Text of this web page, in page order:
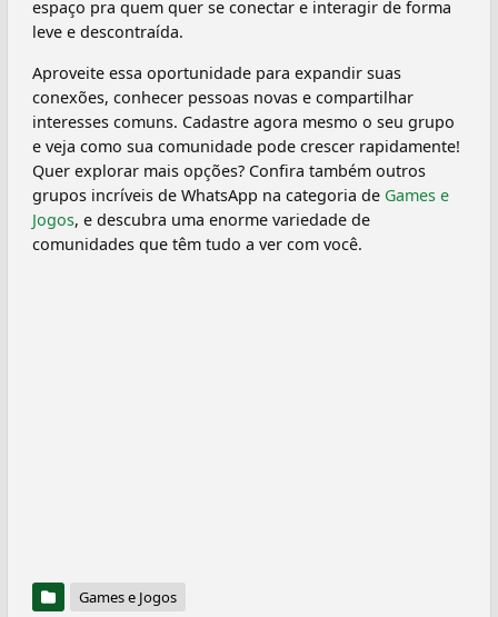
espaço pra quem quer se conectar e interagir de forma
leve e descontraída.
Aproveite essa oportunidade para expandir suas
conexões, conhecer pessoas novas e compartilhar
interesses comuns. Cadastre agora mesmo o seu grupo
e veja como sua comunidade pode crescer rapidamente!
Quer explorar mais opções? Confira também outros
grupos incríveis de WhatsApp na categoria de Games e
Jogos, e descubra uma enorme variedade de
comunidades que têm tudo a ver com você.
Games e Jogos